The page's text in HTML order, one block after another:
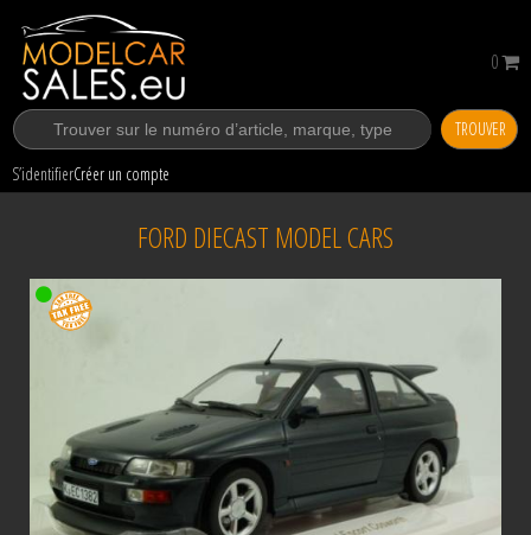
TROUVER
S’identifierCréer un compte
0
FORD DIECAST MODEL CARS